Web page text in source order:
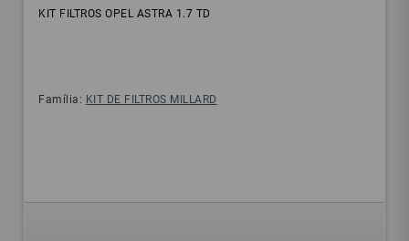
KIT FILTROS OPEL ASTRA 1.7 TD
Família: KIT DE FILTROS MILLARD